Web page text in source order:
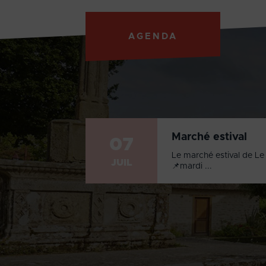
AGENDA
Marché estival
Le marché estival de
📌mardi ...